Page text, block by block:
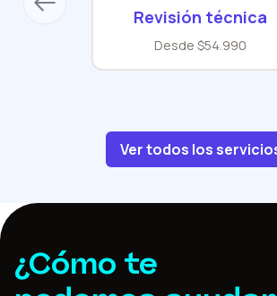
Revisión técnica
Desde $54.990
Previous slide
Ver todos los
¿Cómo te